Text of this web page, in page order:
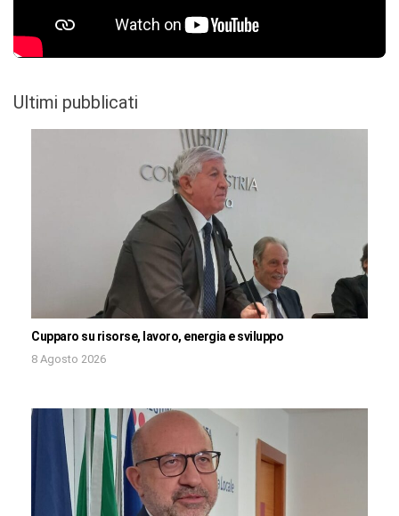
Ultimi pubblicati
Cupparo su risorse, lavoro, energia e sviluppo
8 Agosto 2026